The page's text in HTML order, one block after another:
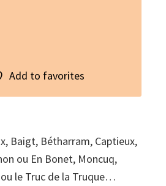
Add to favorites
Baigt, Bétharram, Captieux,
ou En Bonet, Moncuq,
le Truc de la Truque…